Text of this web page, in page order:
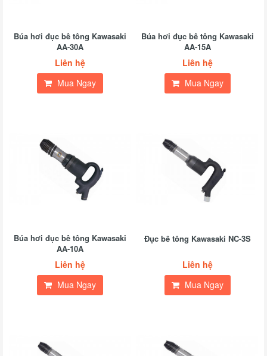
Búa hơi đục bê tông Kawasaki
AA-30A
Liên hệ
Mua Ngay
Búa hơi đục bê tông Kawasaki
AA-15A
Liên hệ
Mua Ngay
Búa hơi đục bê tông Kawasaki
AA-10A
Liên hệ
Mua Ngay
Đục bê tông Kawasaki NC-3S
Liên hệ
Mua Ngay